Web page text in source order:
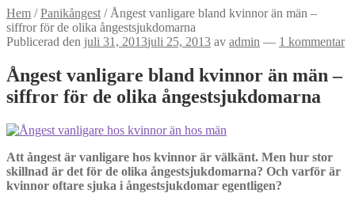
Hem /Panikångest / Ångest vanligare bland kvinnor än män –
siffror för de olika ångestsjukdomarna
Publicerad den juli 31, 2013juli 25, 2013 av admin — 1 kommentar
Ångest vanligare bland kvinnor än män –
siffror för de olika ångestsjukdomarna
Att ångest är vanligare hos kvinnor är välkänt. Men hur stor
skillnad är det för de olika ångestsjukdomarna? Och varför är
kvinnor oftare sjuka i ångestsjukdomar egentligen?